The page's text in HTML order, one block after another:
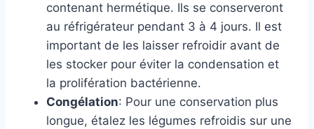
contenant hermétique. Ils se conserveront
au réfrigérateur pendant 3 à 4 jours. Il est
important de les laisser refroidir avant de
les stocker pour éviter la condensation et
la prolifération bactérienne.
Congélation: Pour une conservation plus
longue, étalez les légumes refroidis sur une